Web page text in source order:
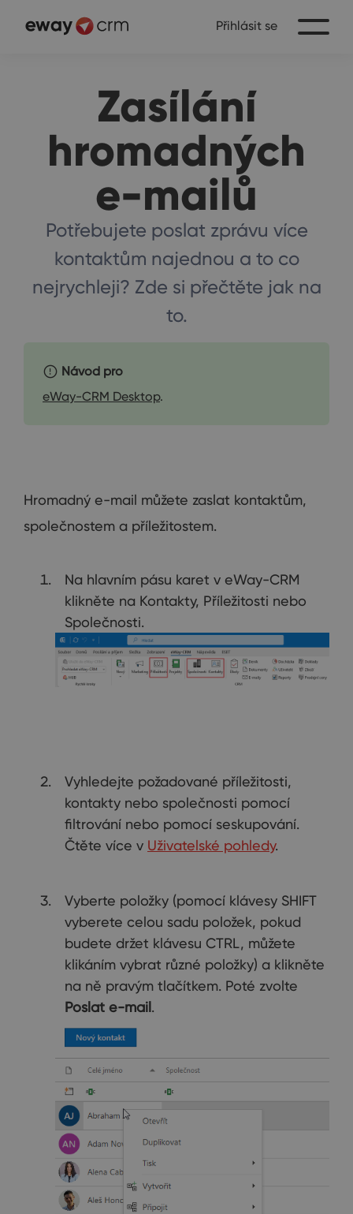
Přihlásit se
Zasílání
hromadných
e-mailů
Potřebujete poslat zprávu více
kontaktům najednou a to co
nejrychleji? Zde si přečtěte jak na
to.
Návod pro
eWay-CRM Desktop.
Hromadný e-mail můžete zaslat kontaktům,
společnostem a příležitostem.
Na hlavním pásu karet v eWay-CRM
klikněte na Kontakty, Příležitosti nebo
Společnosti.
Vyhledejte požadované příležitosti,
kontakty nebo společnosti pomocí
filtrování nebo pomocí seskupování.
Čtěte více v Uživatelské pohledy.
Vyberte položky (pomocí klávesy SHIFT
vyberete celou sadu položek, pokud
budete držet klávesu CTRL, můžete
klikáním vybrat různé položky) a klikněte
na ně pravým tlačítkem. Poté zvolte
Poslat e-mail .